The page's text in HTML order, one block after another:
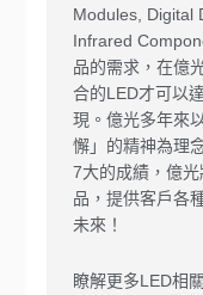
Modules, Digital
Infrared
品的需求，在億
合的LED才可以
現。億光多年來
懈」的精神為理
7大的成績，億
品，提供客戶各
未來！
瞭解更多LED相